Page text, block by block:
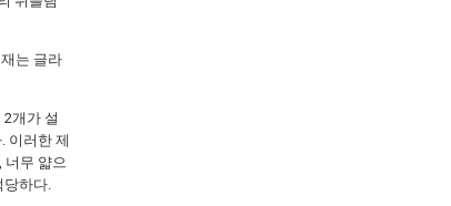
는 글라
개가 설
이러한 제
너무 얇으
당하다.